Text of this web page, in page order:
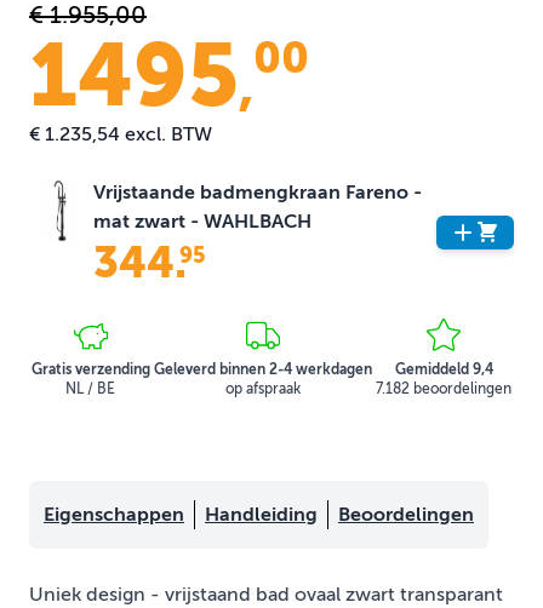
€ 1.955,00
1495,00
€ 1.235,54 excl. BTW
Vrijstaande badmengkraan Fareno -
mat zwart - WAHLBACH
344.
95
Gratis verzending
NL / BE
Geleverd binnen 2-4 werkdagen
op afspraak
Gemiddeld 9,4
7.182 beoordelingen
Eigenschappen Handleiding Beoordelingen
Uniek design - vrijstaand bad ovaal zwart transparant